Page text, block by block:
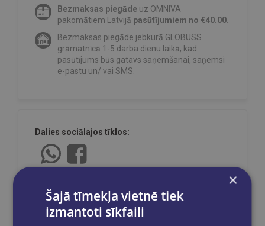
Bezmaksas piegāde uz OMNIVA
pakomātiem Latvijā pasūtījumiem no €40.00.
Bezmaksas piegāde jebkurā GLOBUSS
grāmatnīcā 1-5 darba dienu laikā, kad
pasūtījums būs gatavs saņemšanai, saņemsi
e-pastu un/ vai SMS.
Dalies sociālajos tīklos:
×
Šajā tīmekļa vietnē tiek
izmantoti sīkfaili